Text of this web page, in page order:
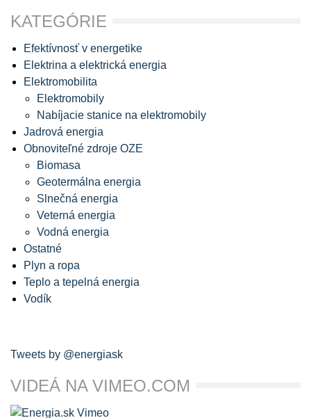
KATEGÓRIE
Efektívnosť v energetike
Elektrina a elektrická energia
Elektromobilita
Elektromobily
Nabíjacie stanice na elektromobily
Jadrová energia
Obnoviteľné zdroje OZE
Biomasa
Geotermálna energia
Slnečná energia
Veterná energia
Vodná energia
Ostatné
Plyn a ropa
Teplo a tepelná energia
Vodík
Tweets by @energiask
VIDEÁ NA VIMEO.COM